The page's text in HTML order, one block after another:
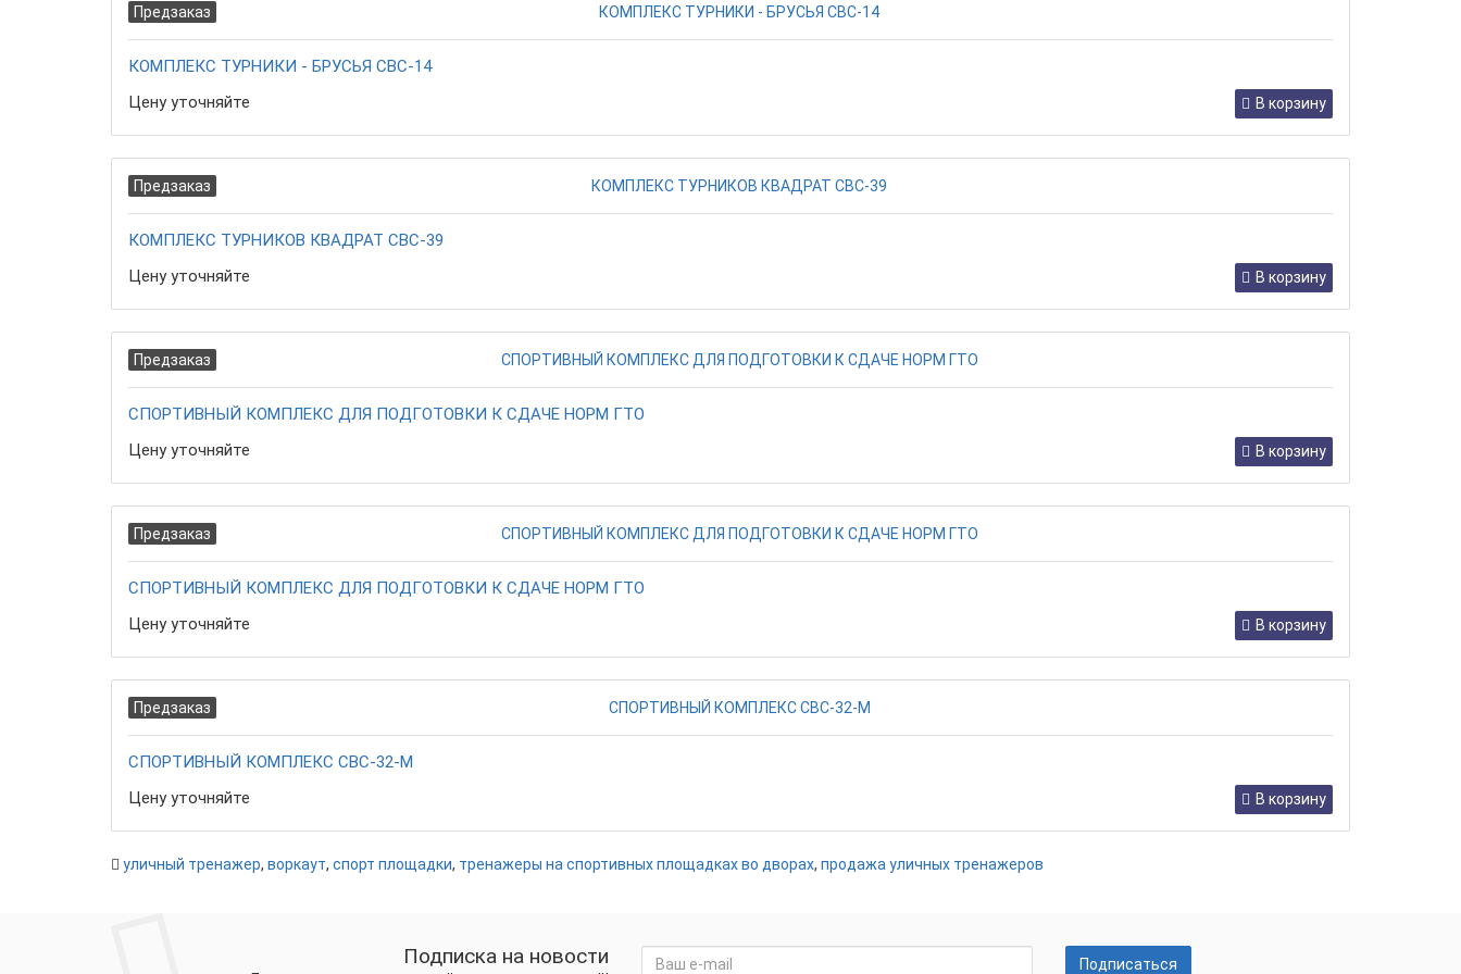
Предзаказ
КОМПЛЕКС ТУРНИКИ - БРУСЬЯ СВС-14
Цену уточняйте
В корзину
Предзаказ
КОМПЛЕКС ТУРНИКОВ КВАДРАТ СВС-39
Цену уточняйте
В корзину
Предзаказ
СПОРТИВНЫЙ КОМПЛЕКС ДЛЯ ПОДГОТОВКИ К СДАЧЕ НОРМ ГТО
Цену уточняйте
В корзину
Предзаказ
СПОРТИВНЫЙ КОМПЛЕКС ДЛЯ ПОДГОТОВКИ К СДАЧЕ НОРМ ГТО
Цену уточняйте
В корзину
Предзаказ
СПОРТИВНЫЙ КОМПЛЕКС СВС-32-М
Цену уточняйте
В корзину
уличный тренажер, воркаут, спорт площадки, тренажеры на спортивных площадках во дворах, продажа уличных тренажеров
Подписка на новости Подписаться